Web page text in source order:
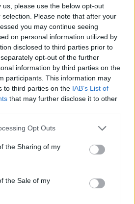
please use the below opt-out
Please note that after your
you may continue seeing
on personal information utilized by
disclosed to third parties prior to
opt-out of the further
information by third parties on the
participants. This information may
to third parties on the IAB’s List of
that may further disclose it to other
Opt Outs
the Sharing of my
the Sale of my
(Târziu)
(Surugiu)
Loc (Ponta)